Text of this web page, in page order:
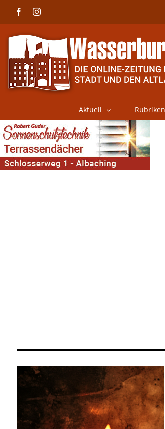
FacebookInstagram
Aktuell Rubriken